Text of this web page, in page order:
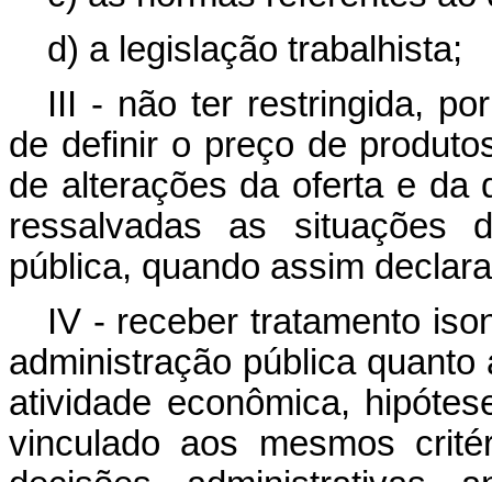
d) a legislação trabalhista;
III - não ter restringida,
de definir o preço de
de alterações da oferta e da
ressalvadas as situações
pública, quando assim
IV - receber tratamento
administração pública
atividade econômica,
vinculado aos mesmos